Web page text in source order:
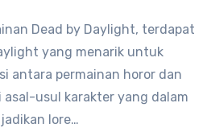
yang menarik untuk
antara permainan horor dan
asal-usul karakter yang dalam
lore…